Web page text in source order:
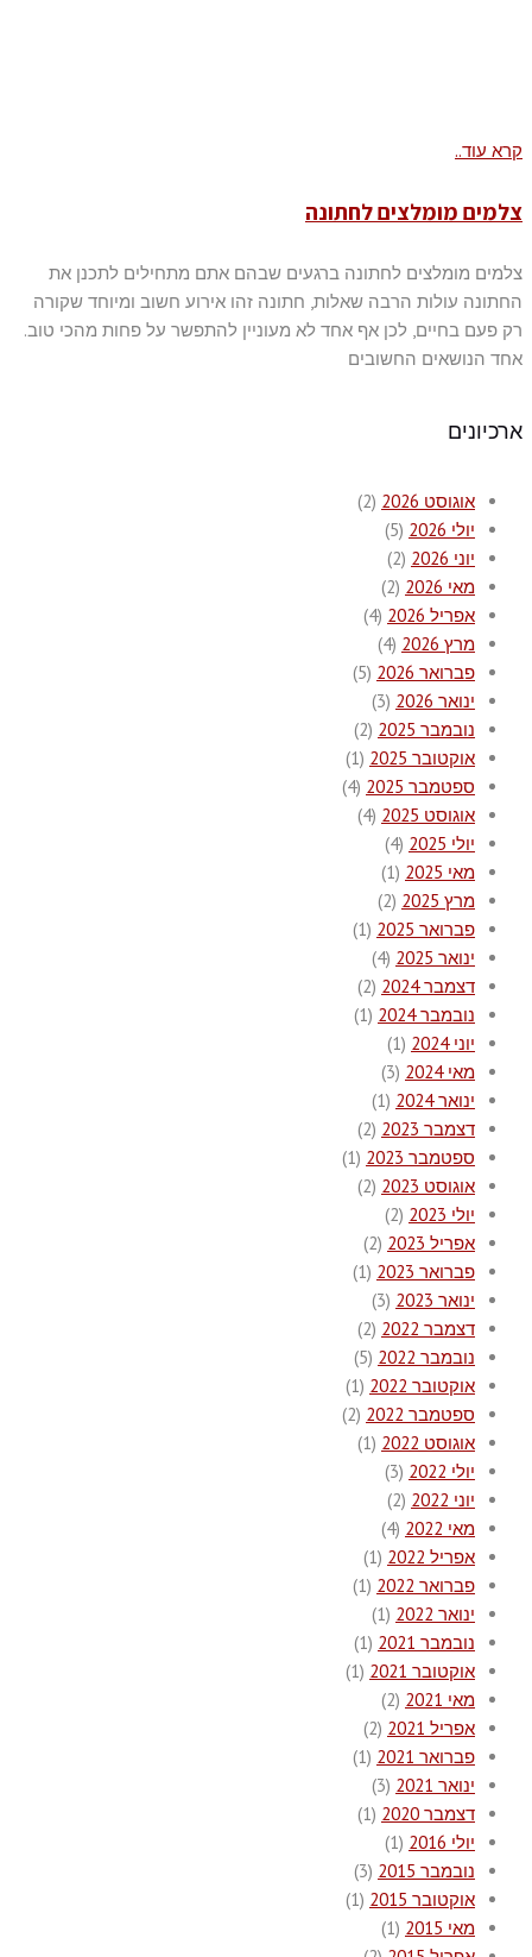
קרא עוד..
צלמים מומלצים לחתונה
צלמים מומלצים לחתונה ברגעים שבהם אתם מתחילים לתכנן את
החתונה עולות הרבה שאלות, חתונה זהו אירוע חשוב ומיוחד שקורה
רק פעם בחיים, לכן אף אחד לא מעוניין להתפשר על פחות מהכי טוב.
אחד הנושאים החשובים
ארכיונים
אוגוסט 2026
(2)
יולי 2026
(5)
יוני 2026
(2)
מאי 2026
(2)
אפריל 2026
(4)
מרץ 2026
(4)
פברואר 2026
(5)
ינואר 2026
(3)
נובמבר 2025
(2)
אוקטובר 2025
(1)
ספטמבר 2025
(4)
אוגוסט 2025
(4)
יולי 2025
(4)
מאי 2025
(1)
מרץ 2025
(2)
פברואר 2025
(1)
ינואר 2025
(4)
דצמבר 2024
(2)
נובמבר 2024
(1)
יוני 2024
(1)
מאי 2024
(3)
ינואר 2024
(1)
דצמבר 2023
(2)
ספטמבר 2023
(1)
אוגוסט 2023
(2)
יולי 2023
(2)
אפריל 2023
(2)
פברואר 2023
(1)
ינואר 2023
(3)
דצמבר 2022
(2)
נובמבר 2022
(5)
אוקטובר 2022
(1)
ספטמבר 2022
(2)
אוגוסט 2022
(1)
יולי 2022
(3)
יוני 2022
(2)
מאי 2022
(4)
אפריל 2022
(1)
פברואר 2022
(1)
ינואר 2022
(1)
נובמבר 2021
(1)
אוקטובר 2021
(1)
מאי 2021
(2)
אפריל 2021
(2)
פברואר 2021
(1)
ינואר 2021
(3)
דצמבר 2020
(1)
יולי 2016
(1)
נובמבר 2015
(3)
אוקטובר 2015
(1)
מאי 2015
(1)